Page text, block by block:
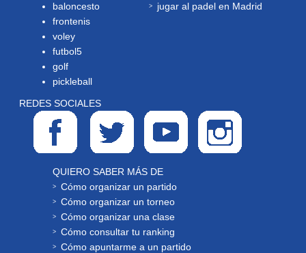
baloncesto
frontenis
voley
futbol5
golf
pickleball
jugar al padel en Madrid
REDES SOCIALES
QUIERO SABER MÁS DE
Cómo organizar un partido
Cómo organizar un torneo
Cómo organizar una clase
Cómo consultar tu ranking
Cómo apuntarme a un partido